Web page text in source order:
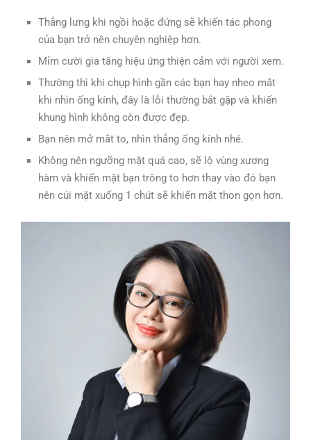
Thẳng lưng khi ngồi hoặc đứng sẽ khiến tác phong
của bạn trở nên chuyên nghiệp hơn.
Mỉm cười gia tăng hiệu ứng thiện cảm với người xem.
Thường thì khi chụp hình gần các bạn hay nheo mắt
khi nhìn ống kính, đây là lỗi thường bắt gặp và khiến
khung hình không còn được đẹp.
Bạn nên mở mắt to, nhìn thẳng ống kính nhé.
Không nên ngưỡng mặt quá cao, sẽ lộ vùng xương
hàm và khiến mặt bạn trông to hơn thay vào đó bạn
nên cúi mặt xuống 1 chút sẽ khiến mặt thon gọn hơn.